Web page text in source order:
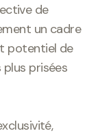
de
un cadre
potentiel de
plus prisées